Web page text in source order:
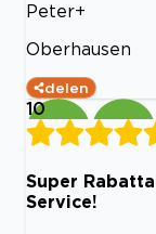
Peter+
Oberhausen
delen
10
Super
Service!